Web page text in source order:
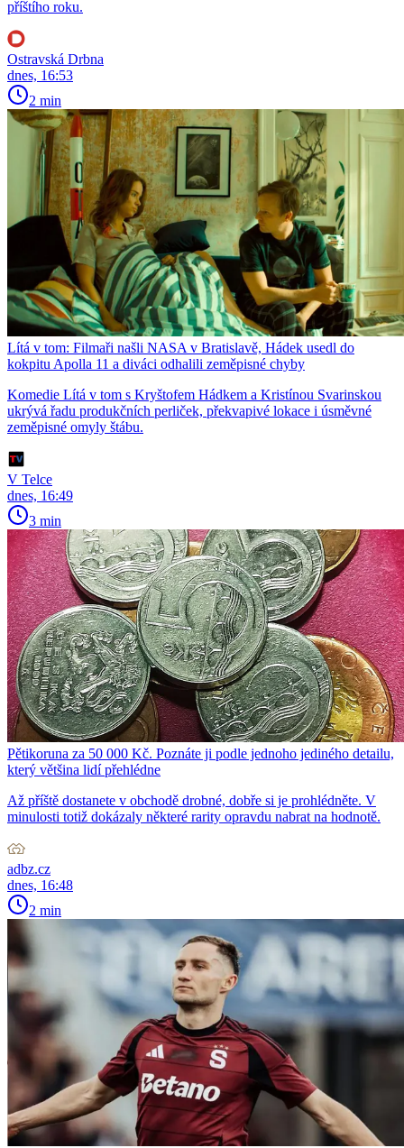
příštího roku.
Ostravská Drbna
dnes, 16:53
2 min
Lítá v tom: Filmaři našli NASA v Bratislavě, Hádek usedl do
kokpitu Apolla 11 a diváci odhalili zeměpisné chyby
Komedie Lítá v tom s Kryštofem Hádkem a Kristínou Svarinskou
ukrývá řadu produkčních perliček, překvapivé lokace i úsměvné
zeměpisné omyly štábu.
V Telce
dnes, 16:49
3 min
Pětikoruna za 50 000 Kč. Poznáte ji podle jednoho jediného detailu,
který většina lidí přehlédne
Až příště dostanete v obchodě drobné, dobře si je prohlédněte. V
minulosti totiž dokázaly některé rarity opravdu nabrat na hodnotě.
adbz.cz
dnes, 16:48
2 min